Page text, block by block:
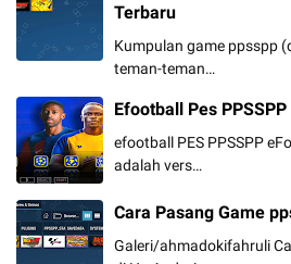
Terbaru
Kumpulan game ppsspp
teman-teman…
Efootball Pes
efootball PES PPSSPP
adalah vers…
Cara Pasang Game
Galeri/ahmadokifahruli